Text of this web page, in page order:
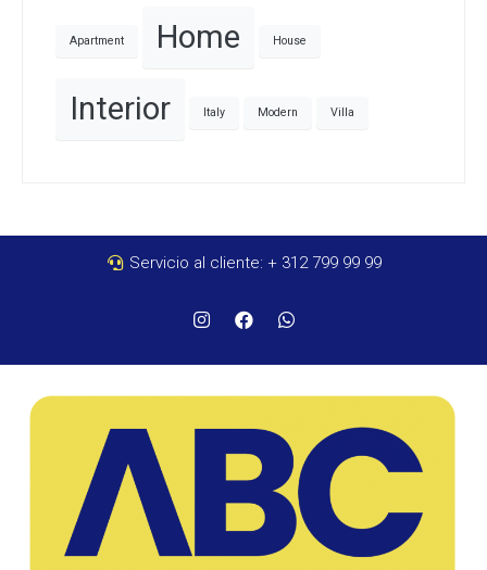
Apartment Home House
Interior Italy Modern Villa
Servicio al cliente: + 312 799 99 99